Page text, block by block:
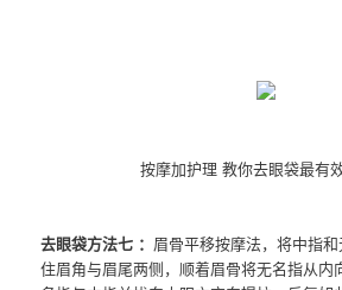
按摩加护理 教你去眼袋最有
去眼袋方法七 ： 眉骨平移按摩法，将中指
住眉角与眉尾两侧，顺着眉骨将无名指从内